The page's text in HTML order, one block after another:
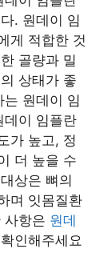
. 원데이 임
게 적합한 것
골량과 밀
상태가 좋
원데이 임
데이 임플란
가 높고, 정
더 높을 수
상은 뼈의
며 잇몸질환
사항은 원데
인해주세요